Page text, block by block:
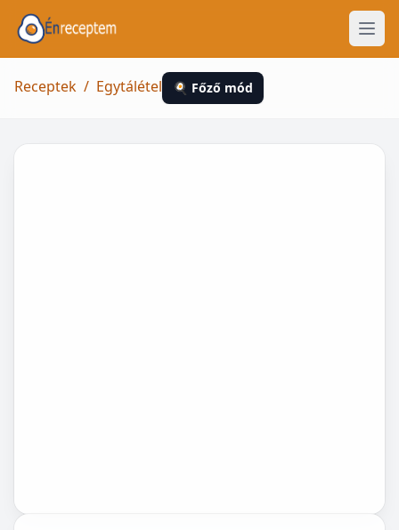
Receptek / Egytálétel 🍳 Főző mód